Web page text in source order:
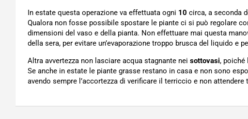
In estate questa operazione va effettuata ogni 10 circa, a seconda
Qualora non fosse possibile spostare le piante ci si può regolare
dimensioni del vaso e della pianta. Non effettuare mai questa
della sera, per evitare un’evaporazione troppo brusca del liquido e
Altra avvertezza non lasciare acqua stagnante nei sottovasi, poiché
Se anche in estate le piante grasse restano in casa e non sono
avendo sempre l’accortezza di verificare il terriccio e non attendere